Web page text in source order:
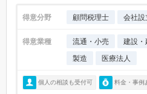
得意分野 顧問税理士 会社設
得意業種 流通・小売 建設・
製造
医療法人
個人の相談も受付可 料金・事例